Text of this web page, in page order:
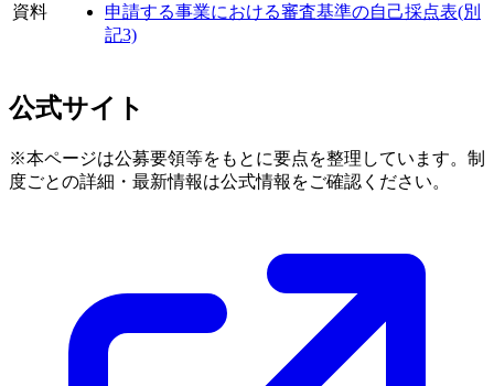
資料
申請する事業における審査基準の自己採点表(別
記3)
公式サイト
※本ページは公募要領等をもとに要点を整理しています。制
度ごとの詳細・最新情報は公式情報をご確認ください。